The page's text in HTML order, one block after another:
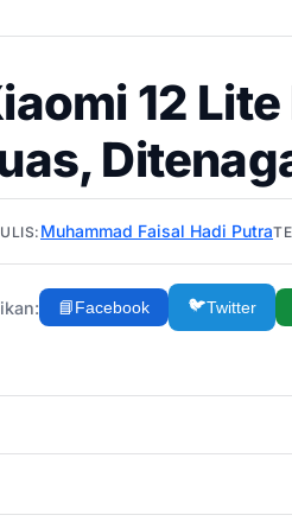
12
Muhammad Faisal Hadi Putra
📘Facebook 🐦Twitter